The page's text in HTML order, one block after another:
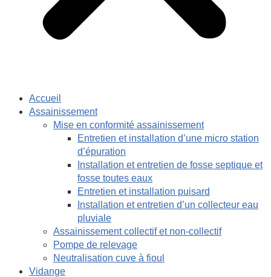
Accueil
Assainissement
Mise en conformité assainissement
Entretien et installation d’une micro station
d’épuration
Installation et entretien de fosse septique et
fosse toutes eaux
Entretien et installation puisard
Installation et entretien d’un collecteur eau
pluviale
Assainissement collectif et non-collectif
Pompe de relevage
Neutralisation cuve à fioul
Vidange